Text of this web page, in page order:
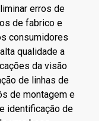
erros de
de fabrico e
consumidores
qualidade a
da visão
de linhas de
de montagem e
identificação de